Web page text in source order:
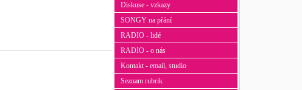
Diskuse - vzkazy
SONGY na přání
RADIO - lidé
RADIO - o nás
Kontakt - email, studio
Seznam rubrik